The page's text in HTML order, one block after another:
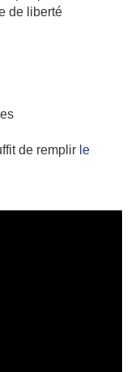
de liberté
de remplir le